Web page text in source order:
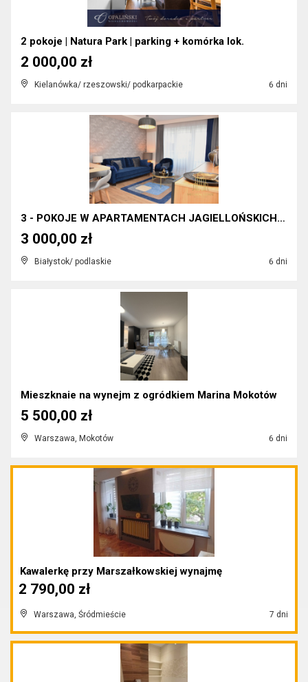
2 pokoje | Natura Park | parking + komórka lok.
Kielanówka/ rzeszowski/ podkarpackie 6 dni
2 000,00 zł
3 - POKOJE W APARTAMENTACH JAGIELLOŃSKICH !!!
Białystok/ podlaskie 6 dni
3 000,00 zł
Mieszknaie na wynejm z ogródkiem Marina Mokotów
Warszawa, Mokotów 6 dni
5 500,00 zł
Kawalerkę przy Marszałkowskiej wynajmę
Warszawa, Śródmieście 7 dni
2 790,00 zł